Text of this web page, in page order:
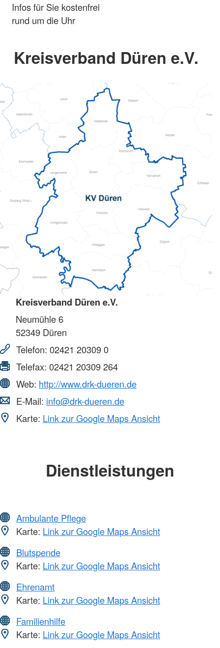
Infos für Sie kostenfrei
rund um die Uhr
Kreisverband Düren e.V.
Kreisverband Düren e.V.
Neumühle 6
52349 Düren
Telefon: 02421 20309 0
Telefax: 02421 20309 264
Web: http://www.drk-dueren.de
E-Mail: info@drk-dueren.de
Karte: Link zur Google Maps Ansicht
Dienstleistungen
Ambulante Pflege
Karte: Link zur Google Maps Ansicht
Blutspende
Karte: Link zur Google Maps Ansicht
Ehrenamt
Karte: Link zur Google Maps Ansicht
Familienhilfe
Karte: Link zur Google Maps Ansicht